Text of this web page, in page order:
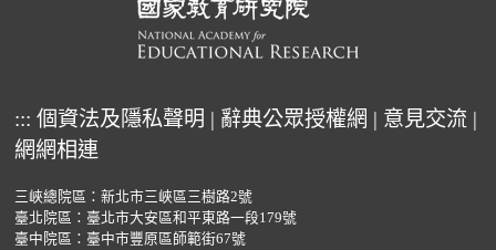
::: 個資法及隱私聲明 | 辭典公眾授權網 | 意見交流 |
網網相連
三峽總院區：新北市三峽區三樹路2號
臺北院區：臺北市大安區和平東路一段179號
臺中院區：臺中市豐原區師範街67號